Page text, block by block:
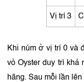
Vị trí 3
Khi núm ở vị trí 0 và
vỏ Oyster duy trì khả
hãng. Sau mỗi lần